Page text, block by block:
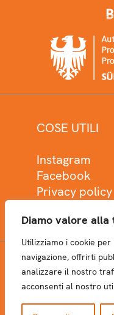
Diamo valore
Utilizziamo i cookie
navigazione, offrirti
analizzare il nostro
acconsenti al nostro
COSE UTILI
Instagram
Facebook
Privacy policy
NEWSLETTER